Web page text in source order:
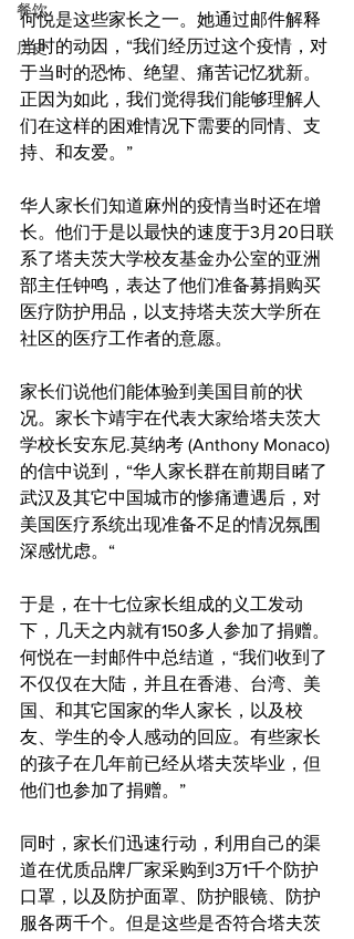
餐饮
历史
何悦是这些家长之一。她通过邮件解释
当时的动因，“我们经历过这个疫情，对
于当时的恐怖、绝望、痛苦记忆犹新。
正因为如此，我们觉得我们能够理解人
们在这样的困难情况下需要的同情、支
持、和友爱。”
华人家长们知道麻州的疫情当时还在增
长。他们于是以最快的速度于3月20日联
系了塔夫茨大学校友基金办公室的亚洲
部主任钟鸣，表达了他们准备募捐购买
医疗防护用品，以支持塔夫茨大学所在
社区的医疗工作者的意愿。
家长们说他们能体验到美国目前的状
况。家长卞靖宇在代表大家给塔夫茨大
学校长安东尼.莫纳考 (Anthony Monaco)
的信中说到，“华人家长群在前期目睹了
武汉及其它中国城市的惨痛遭遇后，对
美国医疗系统出现准备不足的情况氛围
深感忧虑。“
于是，在十七位家长组成的义工发动
下，几天之内就有150多人参加了捐赠。
何悦在一封邮件中总结道，“我们收到了
不仅仅在大陆，并且在香港、台湾、美
国、和其它国家的华人家长，以及校
友、学生的令人感动的回应。有些家长
的孩子在几年前已经从塔夫茨毕业，但
他们也参加了捐赠。”
同时，家长们迅速行动，利用自己的渠
道在优质品牌厂家采购到3万1千个防护
口罩，以及防护面罩、防护眼镜、防护
服各两千个。但是这些是否符合塔夫茨